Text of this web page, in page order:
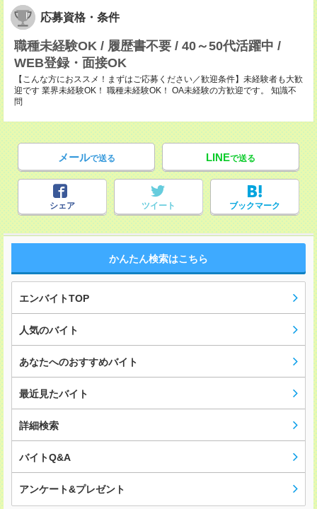
応募資格・条件
職種未経験OK / 履歴書不要 / 40～50代活躍中 /
WEB登録・面接OK
【こんな方におススメ！まずはご応募ください／歓迎条件】未経験者も大歓
迎です 業界未経験OK！ 職種未経験OK！ OA未経験の方歓迎です。 知識不
問
メールで送る LINEで送る
シェア ツイート ブックマーク
かんたん検索はこちら
エンバイトTOP
人気のバイト
あなたへのおすすめバイト
最近見たバイト
詳細検索
バイトQ&A
アンケート&プレゼント